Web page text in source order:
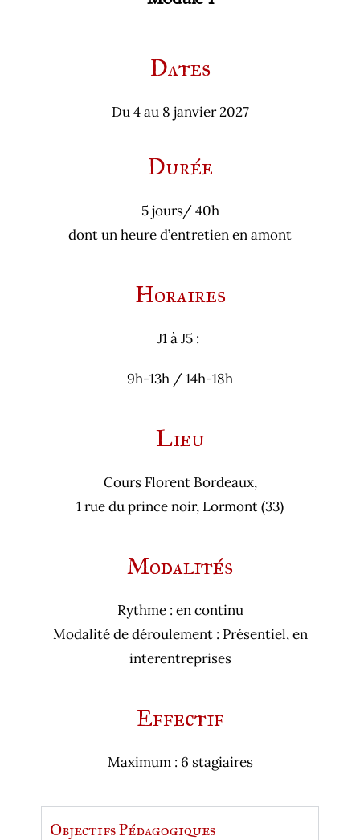
Dates
Du 4 au 8 janvier 2027
Durée
5 jours/ 40h
dont un heure d’entretien en amont
Horaires
J1 à J5 :
9h-13h / 14h-18h
Lieu
Cours Florent Bordeaux,
1 rue du prince noir, Lormont (33)
Modalités
Rythme : en continu
Modalité de déroulement : Présentiel, en
interentreprises
Effectif
Maximum : 6 stagiaires
Objectifs Pédagogiques